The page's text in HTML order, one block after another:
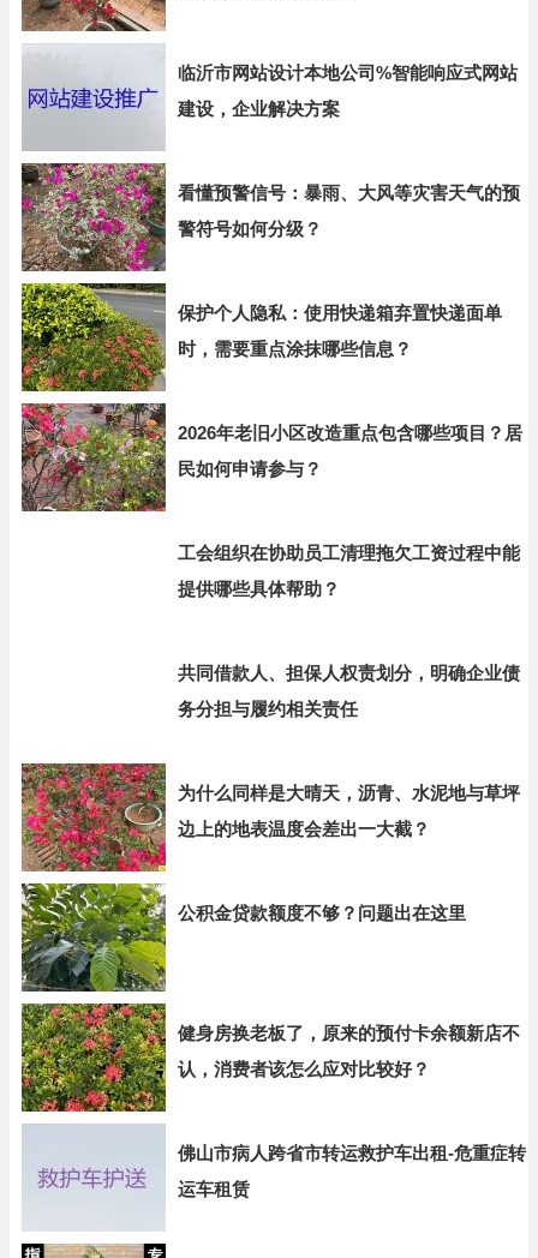
临沂市网站设计本地公司%智能响应式网站
建设，企业解决方案
看懂预警信号：暴雨、大风等灾害天气的预
警符号如何分级？
保护个人隐私：使用快递箱弃置快递面单
时，需要重点涂抹哪些信息？
2026年老旧小区改造重点包含哪些项目？居
民如何申请参与？
工会组织在协助员工清理拖欠工资过程中能
提供哪些具体帮助？
共同借款人、担保人权责划分，明确企业债
务分担与履约相关责任
为什么同样是大晴天，沥青、水泥地与草坪
边上的地表温度会差出一大截？
公积金贷款额度不够？问题出在这里
健身房换老板了，原来的预付卡余额新店不
认，消费者该怎么应对比较好？
佛山市病人跨省市转运救护车出租-危重症转
运车租赁